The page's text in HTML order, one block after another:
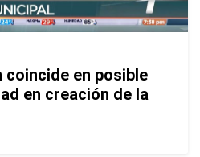
coincide en posible
en creación de la